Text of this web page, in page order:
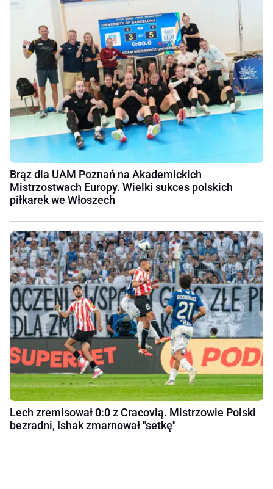
Brąz dla UAM Poznań na Akademickich
Mistrzostwach Europy. Wielki sukces polskich
piłkarek we Włoszech
Lech zremisował 0:0 z Cracovią. Mistrzowie Polski
bezradni, Ishak zmarnował "setkę"